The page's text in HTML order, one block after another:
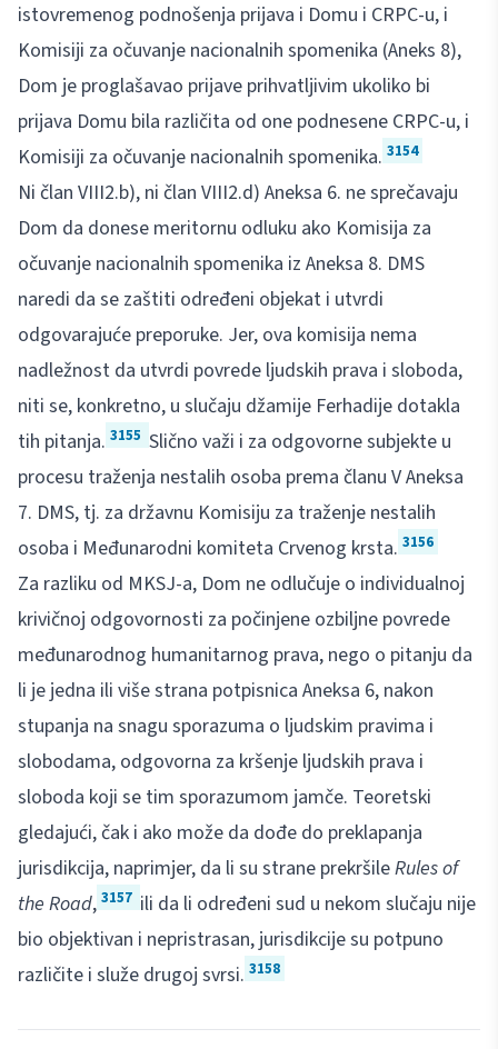
istovremenog podnošenja prijava i Domu i CRPC-u, i
Komisiji za očuvanje nacionalnih spomenika (Aneks 8),
Dom je proglašavao prijave prihvatljivim ukoliko bi
prijava Domu bila različita od one podnesene CRPC-u, i
Komisiji za očuvanje nacionalnih spomenika. 3154
Ni član VIII2.b), ni član VIII2.d) Aneksa 6. ne sprečavaju
Dom da donese meritornu odluku ako Komisija za
očuvanje nacionalnih spomenika iz Aneksa 8. DMS
naredi da se zaštiti određeni objekat i utvrdi
odgovarajuće preporuke. Jer, ova komisija nema
nadležnost da utvrdi povrede ljudskih prava i sloboda,
niti se, konkretno, u slučaju džamije Ferhadije dotakla
tih pitanja. 3155 Slično važi i za odgovorne subjekte u
procesu traženja nestalih osoba prema članu V Aneksa
7. DMS, tj. za državnu Komisiju za traženje nestalih
osoba i Međunarodni komiteta Crvenog krsta. 3156
Za razliku od MKSJ-a, Dom ne odlučuje o individualnoj
krivičnoj odgovornosti za počinjene ozbiljne povrede
međunarodnog humanitarnog prava, nego o pitanju da
li je jedna ili više strana potpisnica Aneksa 6, nakon
stupanja na snagu sporazuma o ljudskim pravima i
slobodama, odgovorna za kršenje ljudskih prava i
sloboda koji se tim sporazumom jamče. Teoretski
gledajući, čak i ako može da dođe do preklapanja
jurisdikcija, naprimjer, da li su strane prekršileRules of
the Road, 3157 ili da li određeni sud u nekom slučaju nije
bio objektivan i nepristrasan, jurisdikcije su potpuno
različite i služe drugoj svrsi. 3158